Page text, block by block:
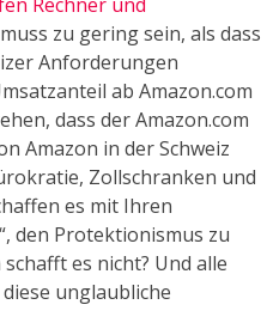
zu gering sein, als dass
Anforderungen
ab Amazon.com
dass der Amazon.com
Amazon in der Schweiz
Zollschranken und
es mit Ihren
den Protektionismus zu
es nicht? Und alle
unglaubliche